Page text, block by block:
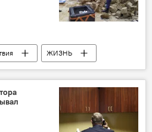
ЖИЗНЬ
Национальное агентство по очистке от мин территорий АР (ANAMA)